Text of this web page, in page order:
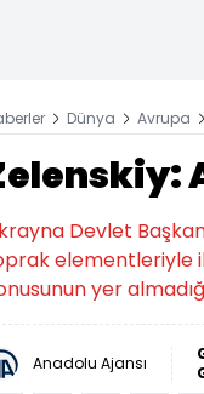
Dünya Avrupa
Devlet
elementleriyle
yer
Anadolu Ajansı